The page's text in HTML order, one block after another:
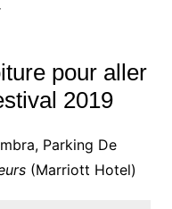
pour aller
2019
Parking De
(Marriott Hotel)